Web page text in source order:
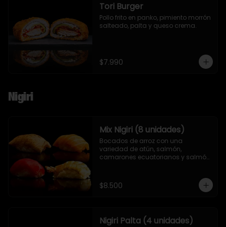
Tori Burger
Pollo frito en panko, pimiento morrón
salteado, palta y queso crema.
$7.990
Nigiri
Mix Nigiri (8 unidades)
Bocados de arroz con una
variedad de atún, salmón,
camarones ecuatorianos y salmón
$8.500
Nigiri Palta (4 unidades)